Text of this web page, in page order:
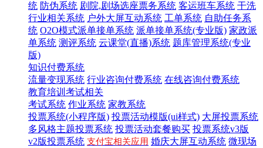
统 防伪系统 剧院,剧场选座票务系统 客运班车系统 干洗
行业相关系统 户外大屏互动系统 工单系统 自助任务系
统 O2O模式派单接单系统 派单接单系统(专业版) 家政派
单系统 测评系统 云课堂(直播)系统 题库管理系统(专业
版)
知识付费系统
流量变现系统 行业咨询付费系统 在线咨询付费系统
教育培训考试相关
考试系统 作业系统 家教系统
投票系统(小程序版) 投票活动模版(ui样式) 大屏投票系统
多风格主题投票系统 投票活动套餐购买 投票系统v3版
v2版投票系统 支付宝相关应用 婚庆大屏互动系统 微现场